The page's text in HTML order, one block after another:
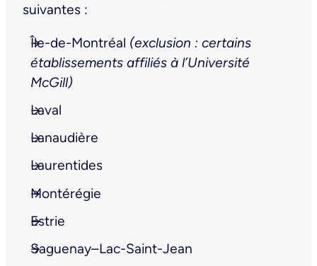
suivantes :
Île-de-Montréal (exclusion : certains
établissements affiliés à l’Université
McGill)
Laval
Lanaudière
Laurentides
Montérégie
Estrie
Saguenay–Lac-Saint-Jean